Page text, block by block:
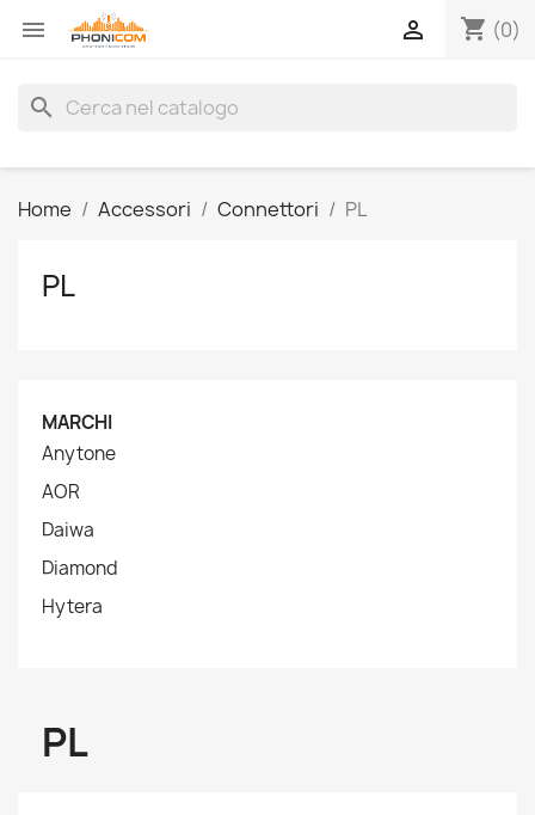
 shopping_cart (0)

search
Home Accessori Connettori PL
PL
MARCHI
Anytone
AOR
Daiwa
Diamond
Hytera
PL